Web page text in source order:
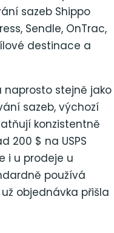
sazeb Shippo
Sendle, OnTrac,
destinace a
naprosto stejně jako
sazeb, výchozí
konzistentně
200 $ na USPS
i u prodeje u
používá
objednávka přišla